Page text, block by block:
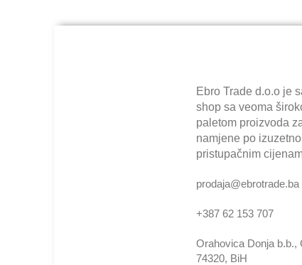
Ebro Trade d.o.o je
shop sa veoma
paletom proizvoda
namjene po izuzetno
pristupačnim
prodaja@ebrotrade.ba
+387 62 153 707
Orahovica Donja b.b.,
74320, BiH